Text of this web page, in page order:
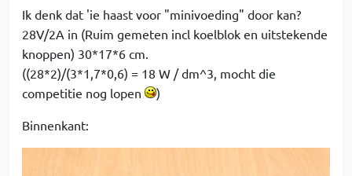
Ik denk dat 'ie haast voor "minivoeding" door kan?
28V/2A in (Ruim gemeten incl koelblok en uitstekende
knoppen) 30*17*6 cm.
((28*2)/(3*1,7*0,6) = 18 W / dm^3, mocht die
competitie nog lopen
)
Binnenkant: